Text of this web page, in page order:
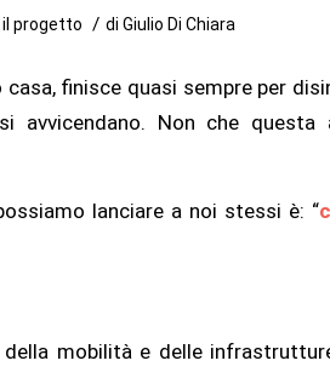
il progetto / di Giulio Di Chiara
finisce quasi sempre per
avvicendano. Non che
lanciare a noi stessi è: “
mobilità e delle